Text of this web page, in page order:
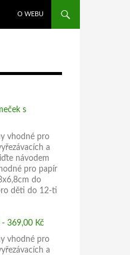
O WEBU
s
vhodné pro
a
návodem
pro papír
do
děti do 12-ti
- 369,00 Kč
vhodné pro
a